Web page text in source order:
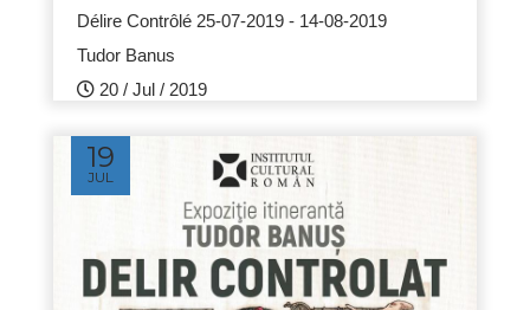
Délire Contrôlé 25-07-2019 - 14-08-2019
Tudor Banus
20 / Jul / 2019
19
JUL